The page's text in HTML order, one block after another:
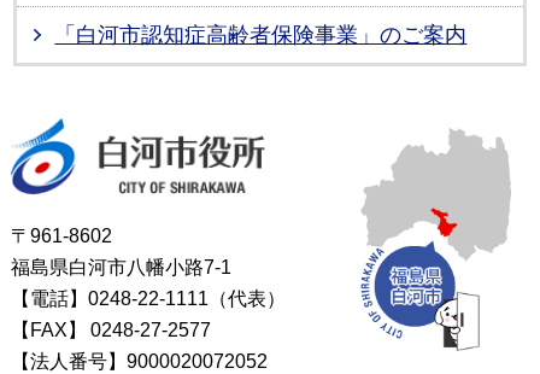
「白河市認知症高齢者保険事業」のご案内
〒961-8602
福島県白河市八幡小路7-1
【電話】0248-22-1111（代表）
【FAX】
0248-27-2577
【法人番号】9000020072052